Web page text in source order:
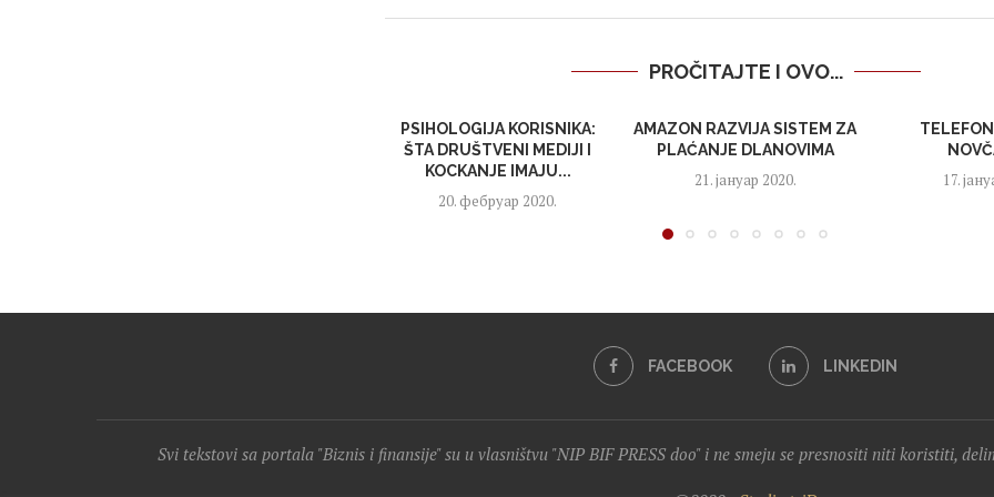
PROČITAJTE I OVO...
PSIHOLOGIJA KORISNIKA:
ŠTA DRUŠTVENI MEDIJI I
KOCKANJE IMAJU...
20. фебруар 2020.
AMAZON RAZVIJA SISTEM ZA
PLAĆANJE DLANOVIMA
21. јануар 2020. 17.
FACEBOOK LINKEDIN
Svi tekstovi sa portala "Biznis i finansije" su u vlasništvu "NIP BIF PRESS doo" i ne smeju se presnositi niti koristiti,